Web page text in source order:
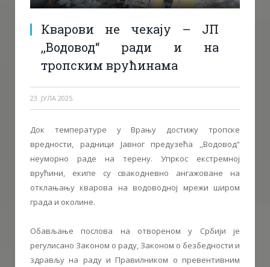
Кварови не чекају – ЈП
,,Водовод“ ради и на
тропским врућинама
23. ЈУЛА 2025.
Док температуре у Врању достижу тропске
вредности, радници Јавног предузећа ,,Водовод“
неуморно раде на терену. Упркос екстремној
врућини, екипе су свакодневно ангажоване на
отклањању кварова на водоводној мрежи широм
града и околине.
Обављање послова на отвореном у Србији је
регулисано Законом о раду, Законом о безбедности и
здрављу на раду и Правилником о превентивним